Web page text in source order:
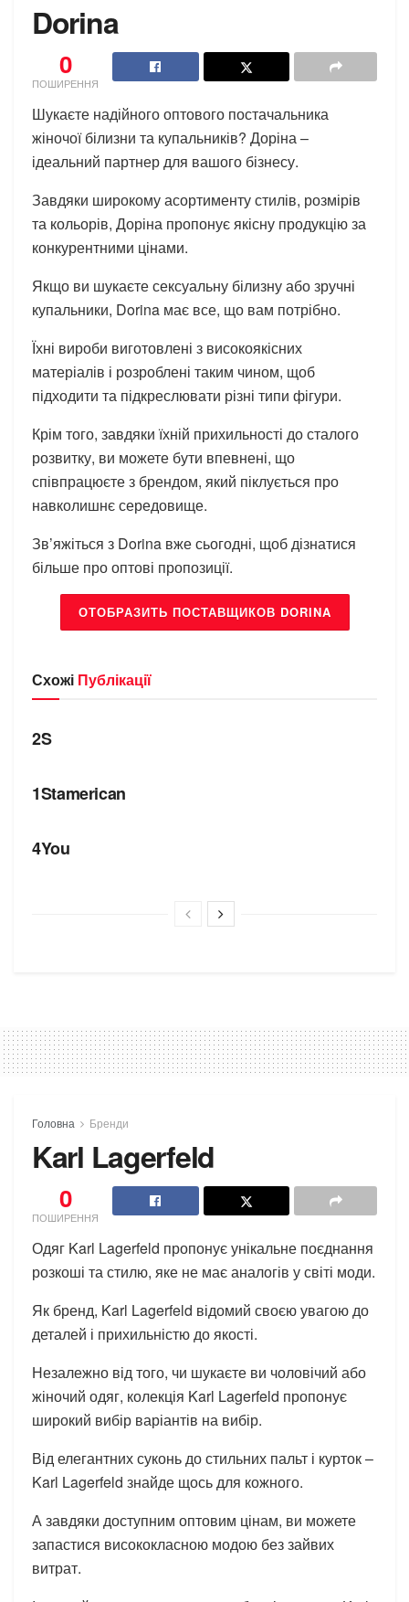
Dorina
0
ПОШИРЕННЯ
Шукаєте надійного оптового постачальника
жіночої білизни та купальників? Доріна –
ідеальний партнер для вашого бізнесу.
Завдяки широкому асортименту стилів, розмірів
та кольорів, Доріна пропонує якісну продукцію за
конкурентними цінами.
Якщо ви шукаєте сексуальну білизну або зручні
купальники, Dorina має все, що вам потрібно.
Їхні вироби виготовлені з високоякісних
матеріалів і розроблені таким чином, щоб
підходити та підкреслювати різні типи фігури.
Крім того, завдяки їхній прихильності до сталого
розвитку, ви можете бути впевнені, що
співпрацюєте з брендом, який піклується про
навколишнє середовище.
Зв’яжіться з Dorina вже сьогодні, щоб дізнатися
більше про оптові пропозиції.
ОТОБРАЗИТЬ ПОСТАВЩИКОВ DORINA
Схожі Публікації
БРЕНДИ
2S
1Stamerican
4You
Головна Бренди
Karl Lagerfeld
0
ПОШИРЕННЯ
Одяг Karl Lagerfeld пропонує унікальне поєднання
розкоші та стилю, яке не має аналогів у світі моди.
Як бренд, Karl Lagerfeld відомий своєю увагою до
деталей і прихильністю до якості.
Незалежно від того, чи шукаєте ви чоловічий або
жіночий одяг, колекція Karl Lagerfeld пропонує
широкий вибір варіантів на вибір.
Від елегантних суконь до стильних пальт і курток –
Karl Lagerfeld знайде щось для кожного.
А завдяки доступним оптовим цінам, ви можете
запастися висококласною модою без зайвих
витрат.